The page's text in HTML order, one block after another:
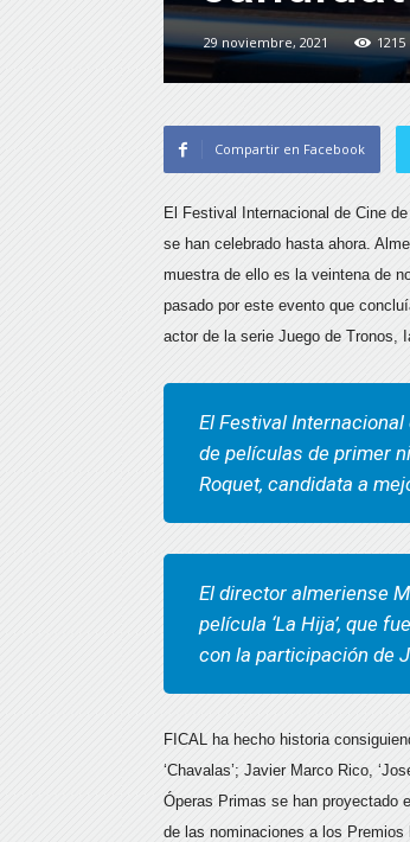
29 noviembre, 2021 1215
Compartir en Facebook
El Festival Internacional de Cine
se han celebrado hasta ahora.
muestra de ello es la veintena de
pasado por este evento que
actor de la serie Juego de Tronos,
El Festival
de películas de primer
Roquet, candidata a
El director almeriense
película ‘La Hija’, que
con la participación de
FICAL ha hecho historia
‘Chavalas’; Javier Marco Rico,
Óperas Primas se han proyectado
de las nominaciones a los Premios